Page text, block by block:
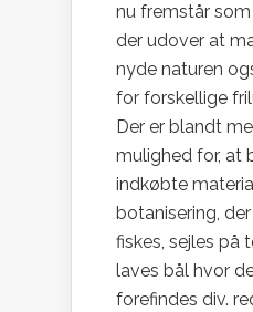
nu fremstår
der udover at
nyde naturen
for forskellige
Der er blandt
mulighed for, at
indkøbte
botanisering,
fiskes, sejles på
laves bål hvor
forefindes div.